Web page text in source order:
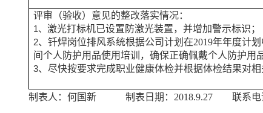
评审（验收）意见的整改落实情况：
1、激光打标机已设置防激光装置，并增加警示标识；
2、钎焊岗位排风系统根据公司计划在2019年年度计
间个人防护用品使用培训，确保正确佩戴个人防护用品
3、尽快按要求完成职业健康体检并根据体检结果对相
制表人：何国新 制表日期：2018.9.27 联系电